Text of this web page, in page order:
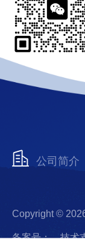
公司简介
Copyright ©
备案号： 技术